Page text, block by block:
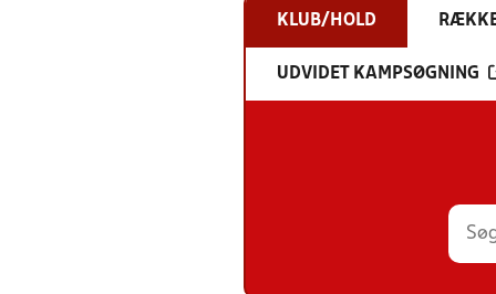
KLUB/HOLD
UDVIDET KAMPSØGNING